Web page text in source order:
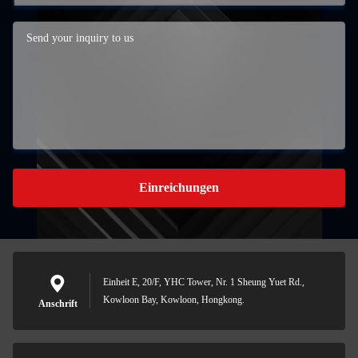
Einreichungen
Anschrift
Einheit E, 20/F, YHC Tower, Nr. 1 Sheung Yuet Rd.,
Kowloon Bay, Kowloon, Hongkong.